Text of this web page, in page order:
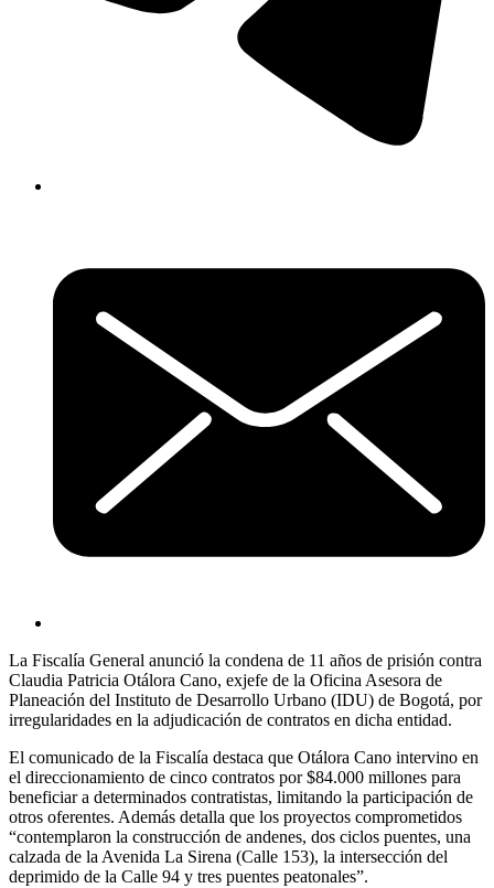
La Fiscalía General anunció la condena de 11 años de prisión contra
Claudia Patricia Otálora Cano, exjefe de la Oficina Asesora de
Planeación del Instituto de Desarrollo Urbano (IDU) de Bogotá, por
irregularidades en la adjudicación de contratos en dicha entidad.
El comunicado de la Fiscalía destaca que Otálora Cano intervino en
el direccionamiento de cinco contratos por $84.000 millones para
beneficiar a determinados contratistas, limitando la participación de
otros oferentes. Además detalla que los proyectos comprometidos
“contemplaron la construcción de andenes, dos ciclos puentes, una
calzada de la Avenida La Sirena (Calle 153), la intersección del
deprimido de la Calle 94 y tres puentes peatonales”.